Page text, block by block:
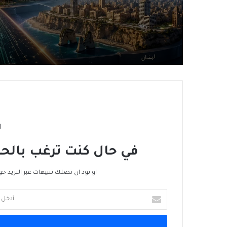
في حال كنت ترغب
او تود ان تصلك تنبيهات عبر البريد
بريدك
الإلكتروني